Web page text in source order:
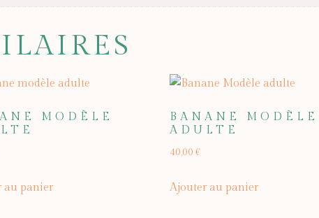
MODÈLE
au panier
BANANE MODÈLE
ADULTE
40,00€
Ajouter au panier